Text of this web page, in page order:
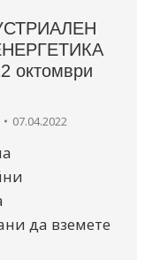
октомври
07.04.2022
да вземете